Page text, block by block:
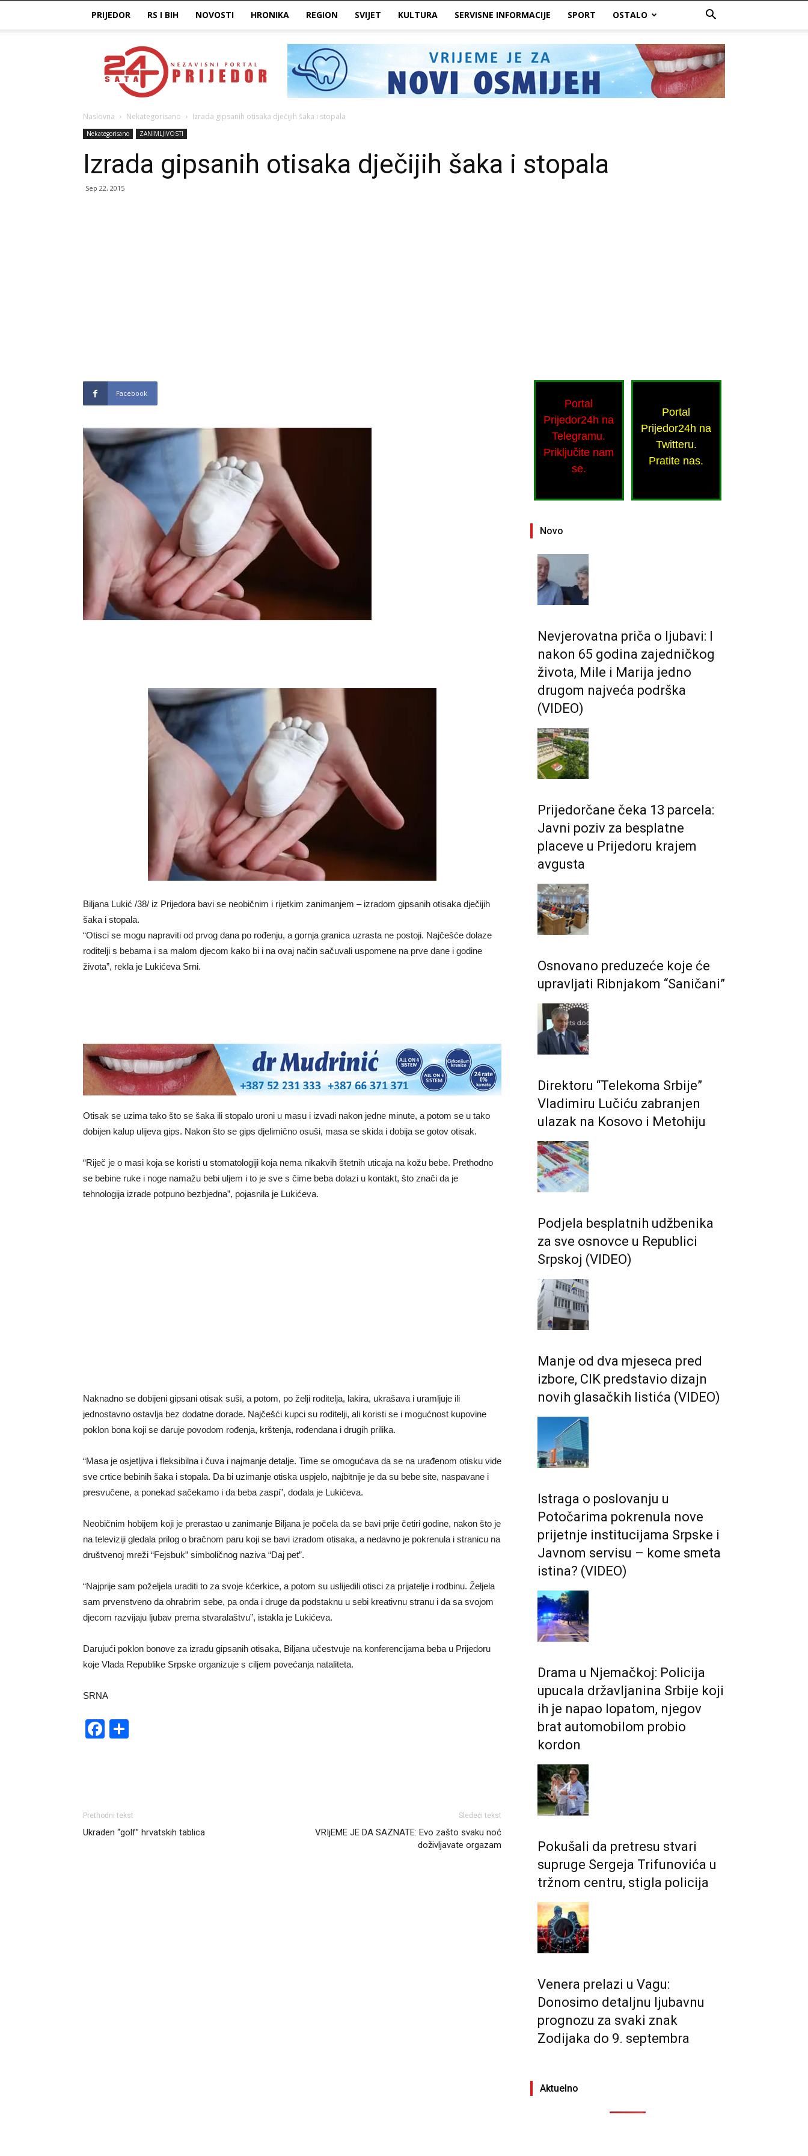
PRIJEDOR RS I BIH NOVOSTI HRONIKA REGION SVIJET KULTURA SERVISNE INFORMACIJE SPORT OSTALO
Prijedor24H
Naslovna Nekategorisano Izrada gipsanih otisaka dječijih šaka i stopala
Nekategorisano ZANIMLJIVOSTI
Izrada gipsanih otisaka dječijih šaka i stopala
Sep 22, 2015
Facebook
Biljana Lukić /38/ iz Prijedora bavi se neobičnim i rijetkim zanimanjem – izradom gipsanih otisaka dječijih
šaka i stopala.
“Otisci se mogu napraviti od prvog dana po rođenju, a gornja granica uzrasta ne postoji. Najčešće dolaze
roditelji s bebama i sa malom djecom kako bi i na ovaj način sačuvali uspomene na prve dane i godine
života”, rekla je Lukićeva Srni.
Otisak se uzima tako što se šaka ili stopalo uroni u masu i izvadi nakon jedne minute, a potom se u tako
dobijen kalup ulijeva gips. Nakon što se gips djelimično osuši, masa se skida i dobija se gotov otisak.
“Riječ je o masi koja se koristi u stomatologiji koja nema nikakvih štetnih uticaja na kožu bebe. Prethodno
se bebine ruke i noge namažu bebi uljem i to je sve s čime beba dolazi u kontakt, što znači da je
tehnologija izrade potpuno bezbjedna”, pojasnila je Lukićeva.
Naknadno se dobijeni gipsani otisak suši, a potom, po želji roditelja, lakira, ukrašava i uramljuje ili
jednostavno ostavlja bez dodatne dorade. Najčešći kupci su roditelji, ali koristi se i mogućnost kupovine
poklon bona koji se daruje povodom rođenja, krštenja, rođendana i drugih prilika.
“Masa je osjetljiva i fleksibilna i čuva i najmanje detalje. Time se omogućava da se na urađenom otisku vide
sve crtice bebinih šaka i stopala. Da bi uzimanje otiska uspjelo, najbitnije je da su bebe site, naspavane i
presvučene, a ponekad sačekamo i da beba zaspi”, dodala je Lukićeva.
Neobičnim hobijem koji je prerastao u zanimanje Biljana je počela da se bavi prije četiri godine, nakon što je
na televiziji gledala prilog o bračnom paru koji se bavi izradom otisaka, a nedavno je pokrenula i stranicu na
društvenoj mreži “Fejsbuk” simboličnog naziva “Daj pet”.
“Najprije sam poželjela uraditi to za svoje kćerkice, a potom su uslijedili otisci za prijatelje i rodbinu. Željela
sam prvenstveno da ohrabrim sebe, pa onda i druge da podstaknu u sebi kreativnu stranu i da sa svojom
djecom razvijaju ljubav prema stvaralaštvu”, istakla je Lukićeva.
Darujući poklon bonove za izradu gipsanih otisaka, Biljana učestvuje na konferencijama beba u Prijedoru
koje Vlada Republike Srpske organizuje s ciljem povećanja nataliteta.
SRNA
Facebook
Prethodni tekst
Ukraden “golf” hrvatskih tablica
Sledeći tekst
VRIjEME JE DA SAZNATE: Evo zašto svaku noć
doživljavate orgazam
Portal
Prijedor24h na
Telegramu.
Priključite nam
se.
Portal
Prijedor24h na
Twitteru.
Pratite nas.
Novo
Nevjerovatna priča o ljubavi: I
nakon 65 godina zajedničkog
života, Mile i Marija jedno
drugom najveća podrška
(VIDEO)
Prijedorčane čeka 13 parcela:
Javni poziv za besplatne
placeve u Prijedoru krajem
avgusta
Osnovano preduzeće koje će
upravljati Ribnjakom “Saničani”
Direktoru “Telekoma Srbije”
Vladimiru Lučiću zabranjen
ulazak na Kosovo i Metohiju
Podjela besplatnih udžbenika
za sve osnovce u Republici
Srpskoj (VIDEO)
Manje od dva mjeseca pred
izbore, CIK predstavio dizajn
novih glasačkih listića (VIDEO)
Istraga o poslovanju u
Potočarima pokrenula nove
prijetnje institucijama Srpske i
Јavnom servisu – kome smeta
istina? (VIDEO)
Drama u Njemačkoj: Policija
upucala državljanina Srbije koji
ih je napao lopatom, njegov
brat automobilom probio
kordon
Pokušali da pretresu stvari
supruge Sergeja Trifunovića u
tržnom centru, stigla policija
Venera prelazi u Vagu:
Donosimo detaljnu ljubavnu
prognozu za svaki znak
Zodijaka do 9. septembra
Aktuelno